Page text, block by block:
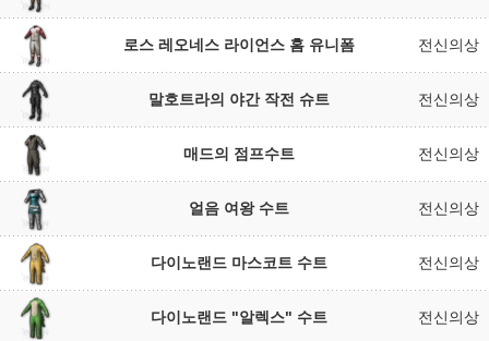
로스 레오네스 라이언스 홈 유니폼 전신의상
말호트라의 야간 작전 슈트 전신의상
매드의 점프수트 전신의상
얼음 여왕 수트 전신의상
다이노랜드 마스코트 수트 전신의상
다이노랜드 "알렉스" 수트 전신의상